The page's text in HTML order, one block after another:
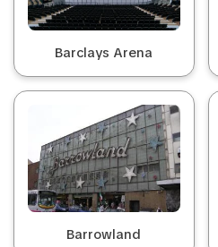
Barclays Arena
Barrowland